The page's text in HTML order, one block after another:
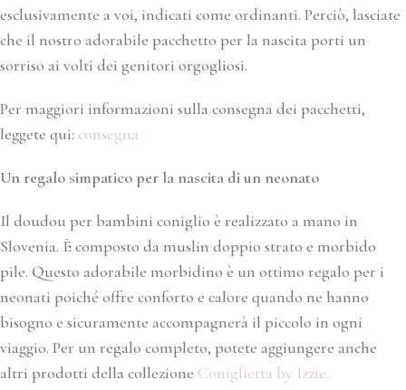
esclusivamente a voi, indicati come ordinanti. Perciò, lasciate
che il nostro adorabile pacchetto per la nascita porti un
sorriso ai volti dei genitori orgogliosi.
Per maggiori informazioni sulla consegna dei pacchetti,
leggete qui: consegna
Un regalo simpatico per la nascita di un neonato
Il doudou per bambini coniglio è realizzato a mano in
Slovenia. È composto da muslin doppio strato e morbido
pile. Questo adorabile morbidino è un ottimo regalo per i
neonati poiché offre conforto e calore quando ne hanno
bisogno e sicuramente accompagnerà il piccolo in ogni
viaggio. Per un regalo completo, potete aggiungere anche
altri prodotti della collezione Coniglietta by Izzie.